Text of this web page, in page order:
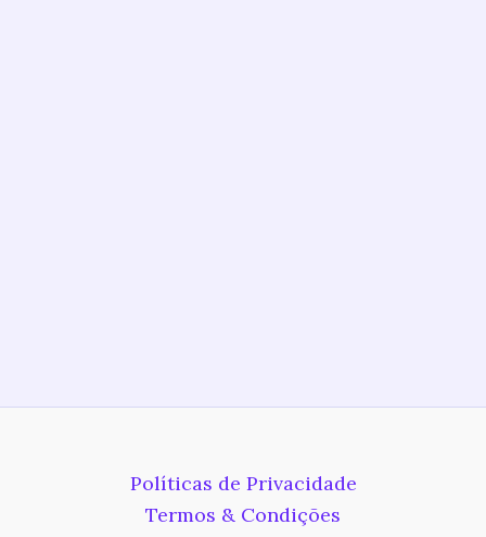
Políticas de Privacidade
Termos & Condições